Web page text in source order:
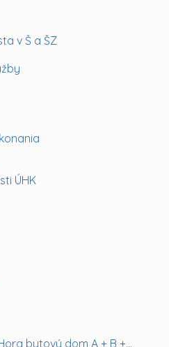
v Š a ŠZ
ÚHK
bytový dom A + B +...